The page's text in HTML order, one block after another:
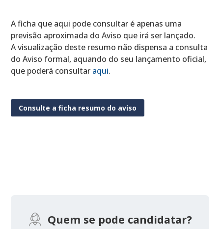
A ficha que aqui pode consultar é apenas uma
previsão aproximada do Aviso que irá ser lançado.
A visualização deste resumo não dispensa a consulta
do Aviso formal, aquando do seu lançamento oficial,
que poderá consultar aqui.
Consulte a ficha resumo do aviso
Quem se pode candidatar?